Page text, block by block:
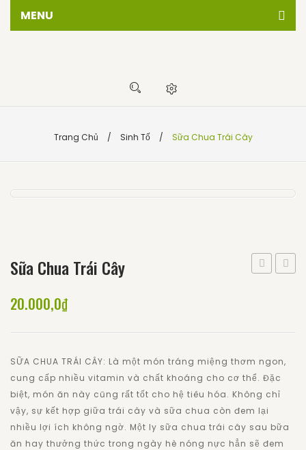
MENU
Trang Chủ / Sinh Tố / Sữa Chua Trái Cây
Sữa Chua Trái Cây
20.000,0₫
SỮA CHUA TRÁI CÂY: Là một món tráng miệng thơm ngon,
cung cấp nhiều vitamin và chất khoáng cho cơ thể. Đặc
biệt, món ăn này cũng rất tốt cho hệ tiêu hóa. Không chỉ
vậy, sự kết hợp giữa trái cây và sữa chua còn đem lại
nhiều lợi ích không ngờ. Một ly sữa chua trái cây sau bữa
ăn hay thưởng thức trong ngày hè nóng nực hẳn sẽ đem